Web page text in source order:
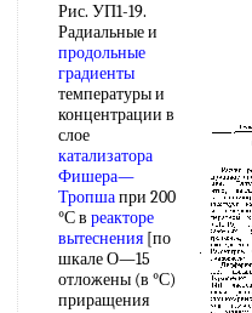
Рис. УП1-19.
Радиальные и
продольные
градиенты
температуры и
концентрации в
слое
катализатора
Фишера—
Тропшапри 200
°С в реакторе
вытеснения [по
шкале О—15
отложены (в °С)
приращения